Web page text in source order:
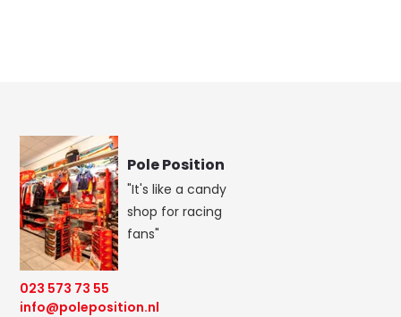
Pole Position
"It's like a candy
shop for racing
fans"
023 573 73 55
info@poleposition.nl